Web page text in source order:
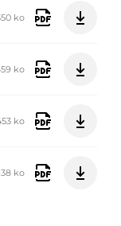
ko
ko
ko
ko